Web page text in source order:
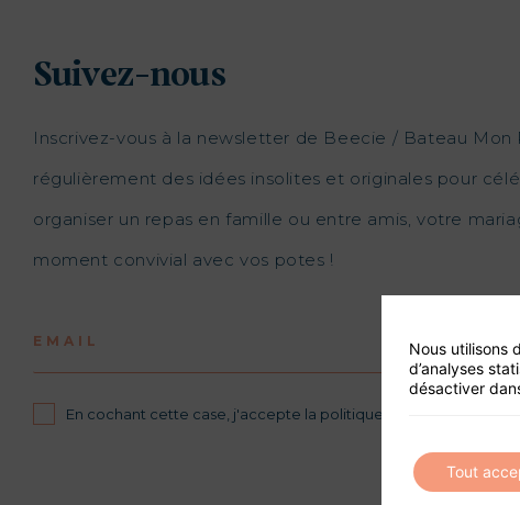
Suivez-nous
Inscrivez-vous à la newsletter de Beecie / Bateau Mon
régulièrement des idées insolites et originales pour
organiser un repas en famille ou entre amis, votre
moment convivial avec vos potes !
EMAIL
En cochant cette case, j'accepte la politique de confidentialité
Nous utilisons
d’analyses
désactiver
Tout